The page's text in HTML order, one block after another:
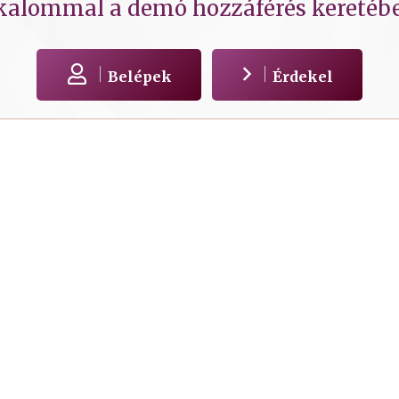
a demó hozzáférés
Belépek Érdekel